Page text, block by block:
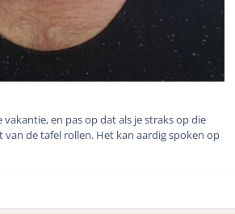
en pas op dat als je straks op die
van de tafel rollen. Het kan aardig spoken op